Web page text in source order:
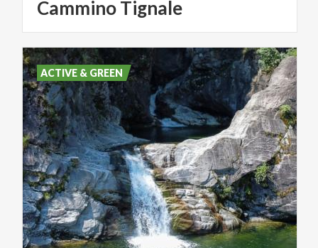
CamminoTignale
ACTIVE & GREEN